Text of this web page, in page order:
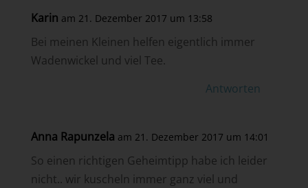
Karin am 21. Dezember 2017 um 13:58
Bei meinen Kleinen helfen eigentlich immer
Wadenwickel und viel Tee.
Antworten
Anna Rapunzela am 21. Dezember 2017 um 14:01
So einen richtigen Geheimtipp habe ich leider
nicht.. wir kuscheln immer ganz viel und